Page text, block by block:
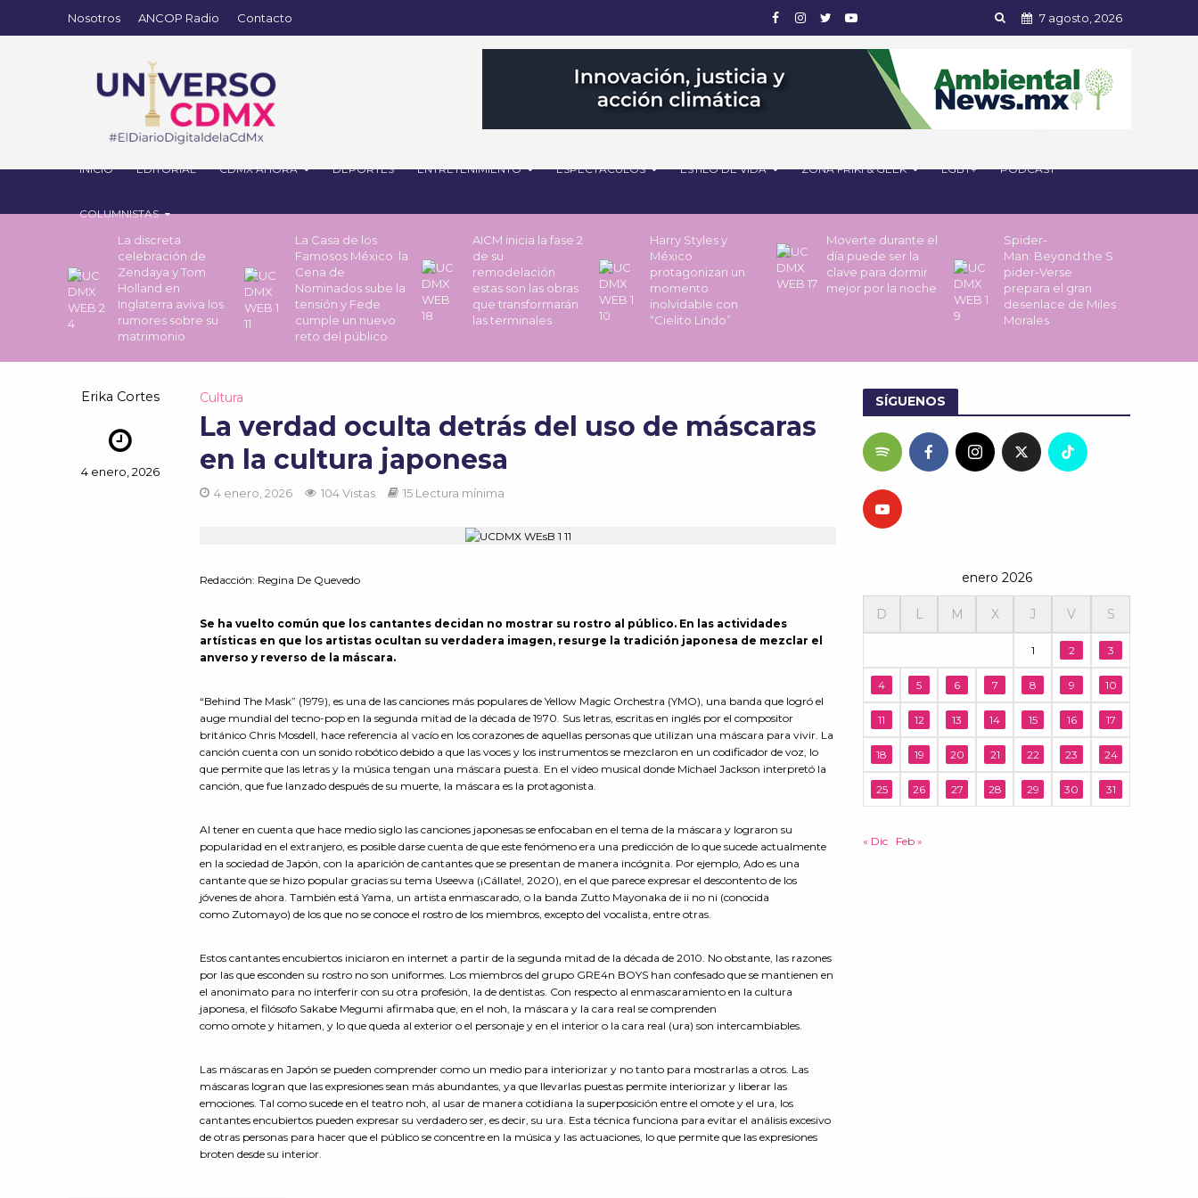
Nosotros ANCOP Radio Contacto 7 agosto, 2026
INICIO EDITORIAL CDMX AHORA DEPORTES ENTRETENIMIENTO ESPECTÁCULOS ESTILO DE VIDA ZONA FRIKI & GEEK LGBT+ PODCAST
COLUMNISTAS
La discreta
celebración de
Zendaya y Tom
Holland en
Inglaterra aviva los
rumores sobre su
matrimonio
La Casa de los
Famosos México: la
Cena de
Nominados sube la
tensión y Fede
cumple un nuevo
reto del público
AICM inicia la fase 2
de su
remodelación
estas son las obras
que transformarán
las terminales
Harry Styles y
México
protagonizan un
momento
inolvidable con
“Cielito Lindo”
Moverte durante el
día puede ser la
clave para dormir
mejor por la noche
Spider-
Man: Beyond the S
pider-Verse
prepara el gran
desenlace de Miles
Morales
Erika Cortes
4 enero, 2026
Cultura
La verdad oculta detrás del uso de máscaras
en la cultura japonesa
4 enero, 2026 104 Vistas 15 Lectura mínima
Redacción: Regina De Quevedo
Se ha vuelto común que los cantantes decidan no mostrar su rostro al público. En las actividades
artísticas en que los artistas ocultan su verdadera imagen, resurge la tradición japonesa de mezclar el
anverso y reverso de la máscara.
“Behind The Mask” (1979), es una de las canciones más populares de Yellow Magic Orchestra (YMO), una banda que logró el
auge mundial del tecno-pop en la segunda mitad de la década de 1970. Sus letras, escritas en inglés por el compositor
británico Chris Mosdell, hace referencia al vacío en los corazones de aquellas personas que utilizan una máscara para vivir. La
canción cuenta con un sonido robótico debido a que las voces y los instrumentos se mezclaron en un codificador de voz, lo
que permite que las letras y la música tengan una máscara puesta. En el video musical donde Michael Jackson interpretó la
canción, que fue lanzado después de su muerte, la máscara es la protagonista.
Al tener en cuenta que hace medio siglo las canciones japonesas se enfocaban en el tema de la máscara y lograron su
popularidad en el extranjero, es posible darse cuenta de que este fenómeno era una predicción de lo que sucede actualmente
en la sociedad de Japón, con la aparición de cantantes que se presentan de manera incógnita. Por ejemplo, Ado es una
cantante que se hizo popular gracias su tema Useewa (¡Cállate!, 2020), en el que parece expresar el descontento de los
jóvenes de ahora. También está Yama, un artista enmascarado, o la banda Zutto Mayonaka de ii no ni (conocida
como Zutomayo) de los que no se conoce el rostro de los miembros, excepto del vocalista, entre otras.
Estos cantantes encubiertos iniciaron en internet a partir de la segunda mitad de la década de 2010. No obstante, las razones
por las que esconden su rostro no son uniformes. Los miembros del grupo GRE4n BOYS han confesado que se mantienen en
el anonimato para no interferir con su otra profesión, la de dentistas. Con respecto al enmascaramiento en la cultura
japonesa, el filósofo Sakabe Megumi afirmaba que, en el noh, la máscara y la cara real se comprenden
como omote y hitamen, y lo que queda al exterior o el personaje y en el interior o la cara real (ura) son intercambiables.
Las máscaras en Japón se pueden comprender como un medio para interiorizar y no tanto para mostrarlas a otros. Las
máscaras logran que las expresiones sean más abundantes, ya que llevarlas puestas permite interiorizar y liberar las
emociones. Tal como sucede en el teatro noh, al usar de manera cotidiana la superposición entre el omote y el ura, los
cantantes encubiertos pueden expresar su verdadero ser, es decir, su ura. Esta técnica funciona para evitar el análisis excesivo
de otras personas para hacer que el público se concentre en la música y las actuaciones, lo que permite que las expresiones
broten desde su interior.
SÍGUENOS
enero 2026
D L M X J V S
1 2 3
4 5 6 7 8 9 10
11 12 13 14 15 16 17
18 19 20 21 22 23 24
25 26 27 28 29 30 31
« Dic Feb »